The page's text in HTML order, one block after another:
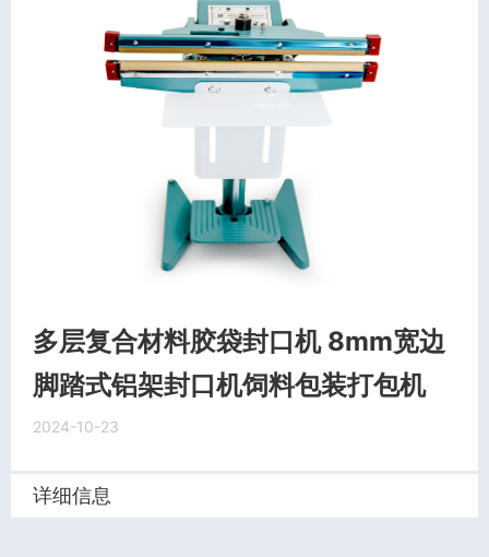
多层复合材料胶袋封口机 8mm宽边
脚踏式铝架封口机饲料包装打包机
2024-10-23
详细信息